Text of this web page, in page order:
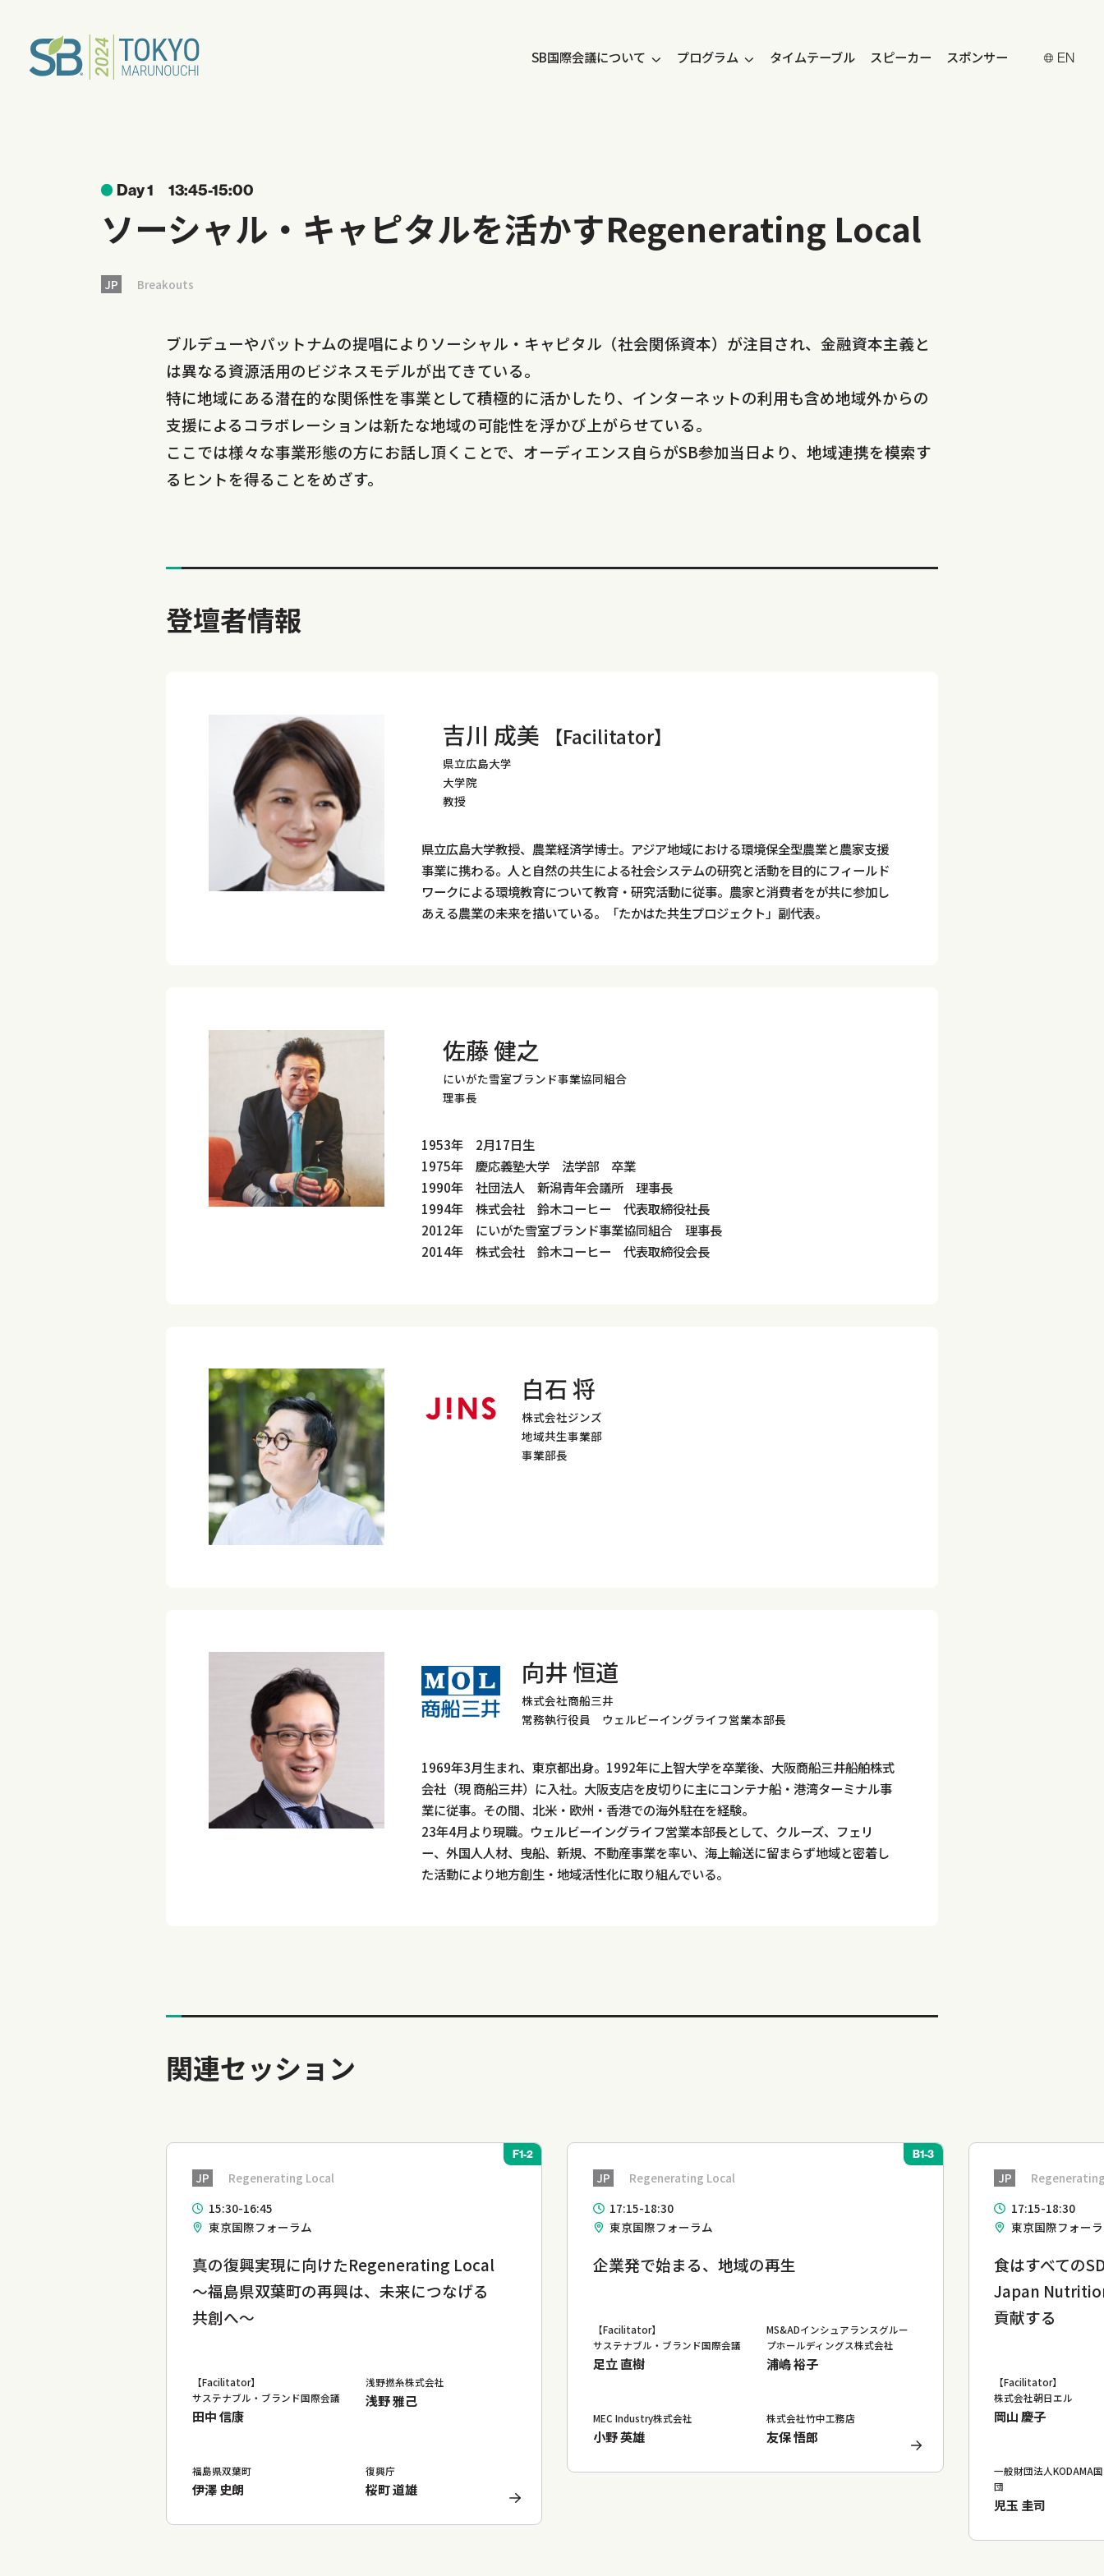
SB国際会議について プログラム タイムテーブル スピーカー スポンサー EN
Day 1 13:45-15:00
ソーシャル・キャピタルを活かすRegenerating Local
JP Breakouts
ブルデューやパットナムの提唱によりソーシャル・キャピタル（社会関係資本）が注目され、金融資本主義と
は異なる資源活用のビジネスモデルが出てきている。
特に地域にある潜在的な関係性を事業として積極的に活かしたり、インターネットの利用も含め地域外からの
支援によるコラボレーションは新たな地域の可能性を浮かび上がらせている。
ここでは様々な事業形態の方にお話し頂くことで、オーディエンス自らがSB参加当日より、地域連携を模索す
るヒントを得ることをめざす。
登壇者情報
吉川 成美 【Facilitator】
県立広島大学
大学院
教授
県立広島大学教授、農業経済学博士。アジア地域における環境保全型農業と農家支援
事業に携わる。人と自然の共生による社会システムの研究と活動を目的にフィールド
ワークによる環境教育について教育・研究活動に従事。農家と消費者をが共に参加し
あえる農業の未来を描いている。「たかはた共生プロジェクト」副代表。
佐藤 健之
にいがた雪室ブランド事業協同組合
理事長
1953年 2月17日生
1975年 慶応義塾大学 法学部 卒業
1990年 社団法人 新潟青年会議所 理事長
1994年 株式会社 鈴木コーヒー 代表取締役社長
2012年 にいがた雪室ブランド事業協同組合 理事長
2014年 株式会社 鈴木コーヒー 代表取締役会長
白石 将
株式会社ジンズ
地域共生事業部
事業部長
向井 恒道
株式会社商船三井
常務執行役員 ウェルビーイングライフ営業本部長
1969年3月生まれ、東京都出身。1992年に上智大学を卒業後、大阪商船三井船舶株式
会社（現 商船三井）に入社。大阪支店を皮切りに主にコンテナ船・港湾ターミナル事
業に従事。その間、北米・欧州・香港での海外駐在を経験。
23年4月より現職。ウェルビーイングライフ営業本部長として、クルーズ、フェリ
ー、外国人人材、曳船、新規、不動産事業を率い、海上輸送に留まらず地域と密着し
た活動により地方創生・地域活性化に取り組んでいる。
関連セッション
F1-2
JP
Regenerating Local
15:30-16:45
東京国際フォーラム
真の復興実現に向けたRegenerating Local
～福島県双葉町の再興は、未来につなげる
共創へ～
【Facilitator】
サステナブル・ブランド国際会議
田中 信康
浅野撚糸株式会社
浅野 雅己
福島県双葉町
伊澤 史朗
復興庁
桜町 道雄
B1-3
JP
Regenerating Local
17:15-18:30
東京国際フォーラム
企業発で始まる、地域の再生
【Facilitator】
サステナブル・ブランド国際会議
足立 直樹
MS&ADインシュアランスグルー
プホールディングス株式会社
浦嶋 裕子
MEC Industry株式会社
小野 英雄
株式会社竹中工務店
友保 悟郎
JP
17:15-18:30
東京国際フォー
食はすべての
Japan
貢献する
【Facilitator】
株式会社朝日エル
岡山 慶子
一般財団法人KODAMA
団
児玉 圭司